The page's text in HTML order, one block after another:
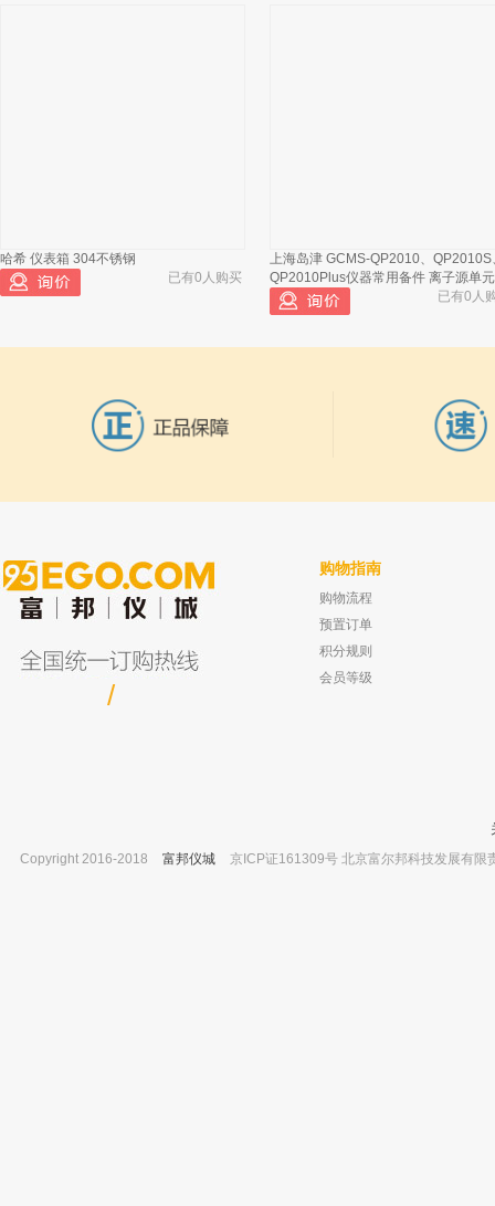
哈希 仪表箱 304不锈钢
已有0人购买
上海岛津 GCMS-QP2010、QP2010S
QP2010Plus仪器常用备件 离子源单元
已有0人
上海岛津 原子吸收分光光度计组件 AA-
6300维修部件 雾化器组合 206-5
麦克林 三氟乙酸 Trifluoroacetic acid
HPLC ≥99.5%
/
购物指南
购物流程
预置订单
积分规则
会员等级
Copyright 2016-2018
富邦仪城 京ICP证161309号 北京富尔邦科技发展有